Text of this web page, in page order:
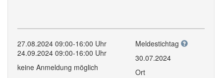
27.08.2024 09:00-16:00 Uhr
24.09.2024 09:00-16:00 Uhr
keine Anmeldung möglich
Meldestichtag
30.07.2024
Ort